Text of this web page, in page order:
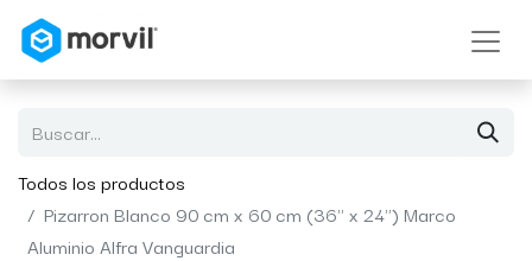
Todos los productos
Pizarron Blanco 90 cm x 60 cm (36" x 24") Marco
Aluminio Alfra Vanguardia